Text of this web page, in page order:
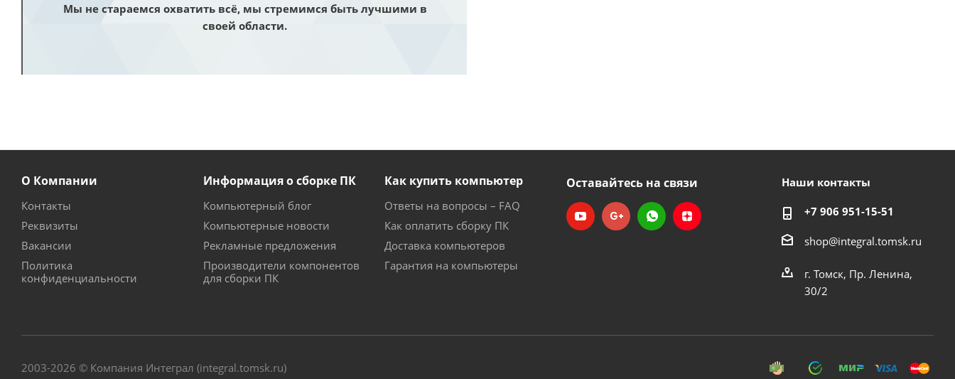
Мы не стараемся охватить всё, мы стремимся быть лучшими в
своей области.
О Компании
Контакты
Реквизиты
Вакансии
Политика
конфиденциальности
Информация о сборке ПК
Компьютерный блог
Компьютерные новости
Рекламные предложения
Производители компонентов
для сборки ПК
Как купить компьютер
Ответы на вопросы – FAQ
Как оплатить сборку ПК
Доставка компьютеров
Гарантия на компьютеры
Оставайтесь на связи Наши контакты
+7 906 951-15-51
shop@integral.tomsk.ru
г. Томск, Пр. Ленина,
30/2
2003-2026 © Компания Интеграл (integral.tomsk.ru)